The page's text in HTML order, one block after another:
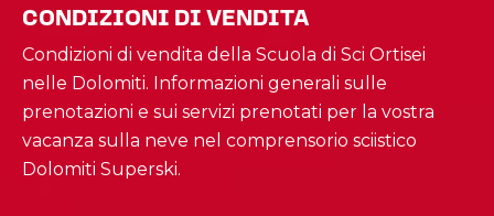
CONDIZIONI DI VENDITA
Condizioni di vendita della Scuola di Sci Ortisei
nelle Dolomiti. Informazioni generali sulle
prenotazioni e sui servizi prenotati per la vostra
vacanza sulla neve nel comprensorio sciistico
Dolomiti Superski.